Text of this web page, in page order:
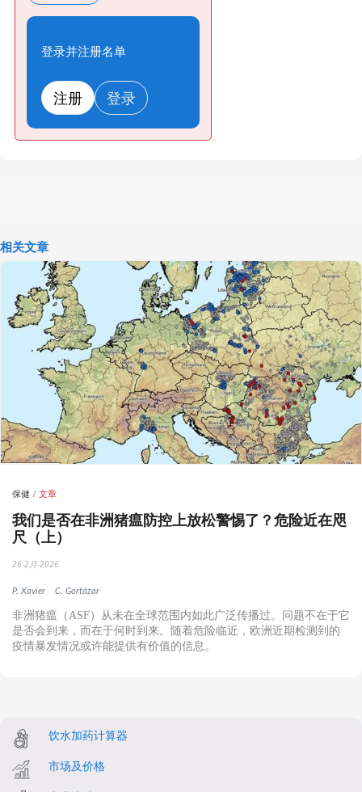
登录并注册名单
注册 登录
相关文章
保健 文章
‍我们是否在非洲猪瘟防控上放松警惕了？危险近在咫
尺（上）
26-2月-2026
P. Xavier C. Gortázar
‍非洲猪瘟（ASF）从未在全球范围内如此广泛传播过。问题不在于它
是否会到来，而在于何时到来。随着危险临近，欧洲近期检测到的
疫情暴发情况或许能提供有价值的信息。
饮水加药计算器
市场及价格